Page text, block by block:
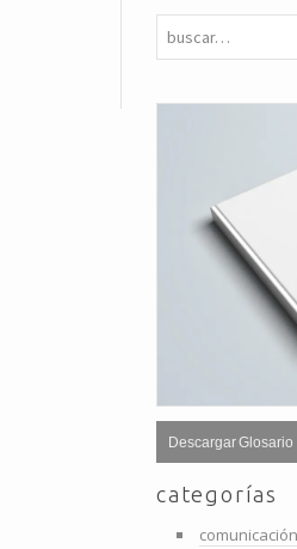
Descargar Glosario
categorías
comunicación